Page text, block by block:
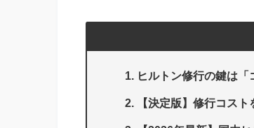
ヒルトン修行の鍵は「
【決定版】修行コス